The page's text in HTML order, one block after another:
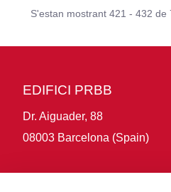
S'estan mostrant 421 - 432 de
EDIFICI PRBB
Dr. Aiguader, 88
08003 Barcelona (Spain)